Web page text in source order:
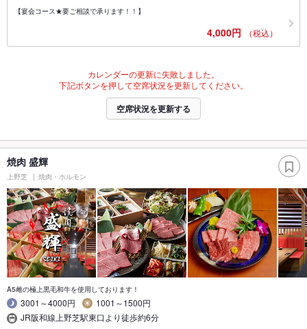
【宴会コース★要ご相談で承ります！！】
4,000円 （税込）
カレンダーの更新に失敗しました。
下記ボタンを押して空席状況を更新してください。
空席状況を更新する
焼肉 盛輝
上野芝 焼肉・ホルモン
A5雌の極上黒毛和牛を使用しております！
3001～4000円
1001～1500円
JR阪和線上野芝駅東口より徒歩約6分